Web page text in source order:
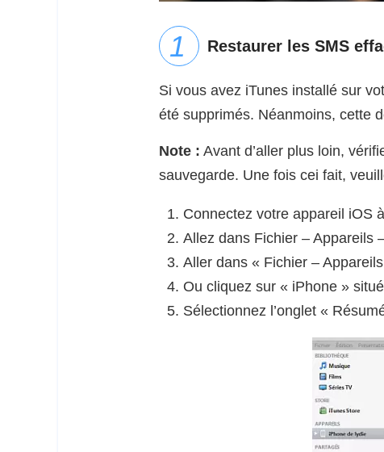
Restaurer les SMS
Si vous avez iTunes installé sur
été supprimés. Néanmoins, cette
Note : Avant d’aller plus loin,
sauvegarde. Une fois cei fait,
Connectez votre appareil iOS
Allez dans Fichier – Appareils
Aller dans « Fichier –
Ou cliquez sur « iPhone »
Sélectionnez l’onglet «